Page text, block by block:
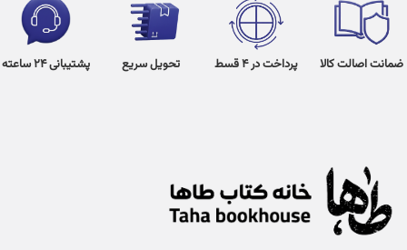
ضمانت اصالت کالا پرداخت در 4 قسط تحویل سریع پشتیبانی 24 ساعته